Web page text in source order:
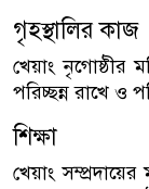
গৃহস্থালির কাজ
খেয়াং নৃগোষ্ঠীর
পরিচ্ছন্ন রাখে ও
শিক্ষা
খেয়াং